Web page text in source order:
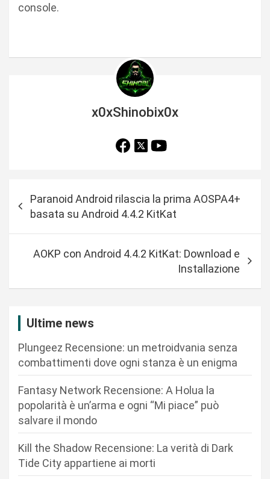
console.
x0xShinobix0x
a
Paranoid Android rilascia la prima AOSPA4+
basata su Android 4.4.2 KitKat
AOKP con Android 4.4.2 KitKat: Download e
Installazione
Ultime news
Plungeez Recensione: un metroidvania senza
combattimenti dove ogni stanza è un enigma
Fantasy Network Recensione: A Holua la
popolarità è un’arma e ogni “Mi piace” può
salvare il mondo
Kill the Shadow Recensione: La verità di Dark
Tide City appartiene ai morti